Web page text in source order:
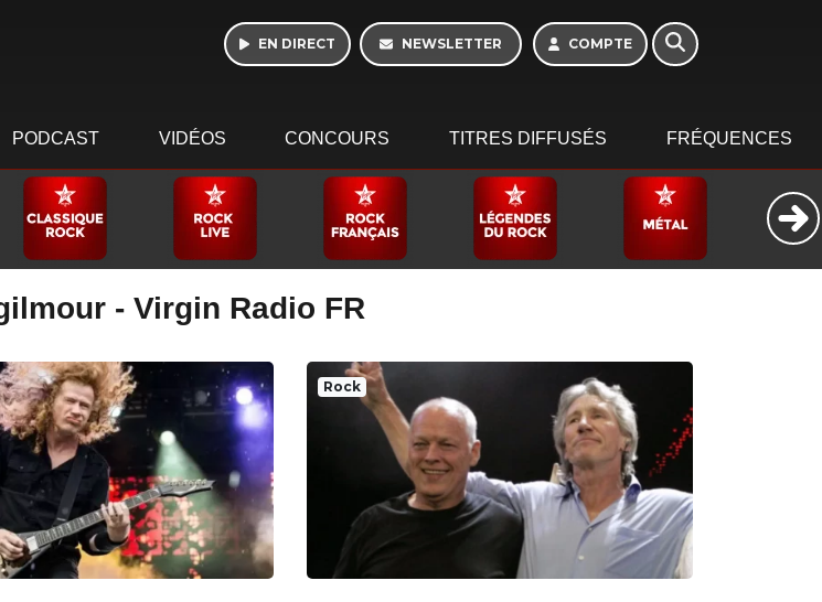
EN DIRECT NEWSLETTER COMPTE
PODCAST VIDÉOS CONCOURS TITRES DIFFUSÉS FRÉQUENCES
- Virgin Radio FR
Rock